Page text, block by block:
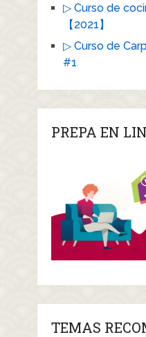
▷ Curso de
【2021】
▷ Curso de
#1
PREPA EN
TEMAS